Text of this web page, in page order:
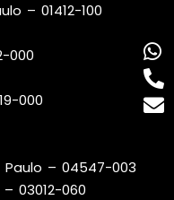
– 01412-100
000
000
Paulo – 04547-003
03012-060